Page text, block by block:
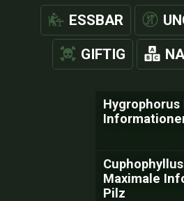
ESSBAR
GIFTIG
Maximale
Pilz